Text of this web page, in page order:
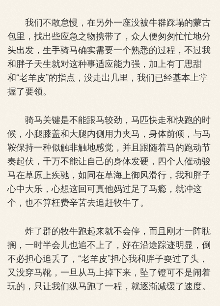
我们不敢怠慢，在另外一座没被牛群踩塌的蒙古
包里，找出些应急之物携带了，众人便匆匆忙忙地分
头出发，生手骑马确实需要一个熟悉的过程，不过我
和胖子天生就对这种事适应能力强，加上有丁思甜
和“老羊皮”的指点，没走出几里，我们已经基本上掌
握了要领。
骑马关键是不能跟马较劲，马匹快走和快跑的时
候，小腿膝盖和大腿内侧用力夹马，身体前倾，与马
鞍保持一种似触非触地感觉，并且跟随着马的跑动节
奏起伏，千万不能让自己的身体发硬，四个人催动骏
马在草原上疾驰，如同在草海上御风滑行，我和胖子
心中大乐，心想这回可真他妈过足了马瘾，就冲这
个，也不算枉费辛苦去追赶牧牛了。
炸了群的牧牛跑起来就不会停，而且刚才一阵耽
搁，一时半会儿也追不上了，好在沿途踪迹明显，倒
不必担心追丢了，“老羊皮”担心我和胖子耍过了头，
又没穿马靴，一旦从马上掉下来，坠了镫可不是闹着
玩的，只让我们纵马跑了一程，就逐渐减缓了速度。